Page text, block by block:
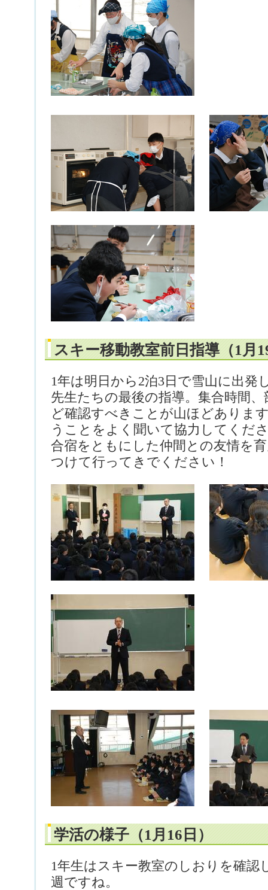
スキー移動教室前日指導（1月
1年は明日から2泊3日で雪山に出発
先生たちの最後の指導。集合時間
ど確認すべきことが山ほどありま
うことをよく聞いて協力してくだ
合宿をともにした仲間との友情を
つけて行ってきでください！
学活の様子（1月16日）
1年生はスキー教室のしおりを確認
週ですね。